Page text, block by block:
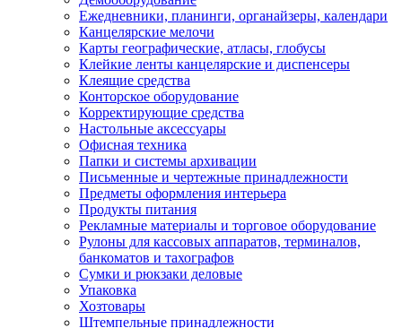
Ежедневники, планинги, органайзеры, календари
Канцелярские мелочи
Карты географические, атласы, глобусы
Клейкие ленты канцелярские и диспенсеры
Клеящие средства
Конторское оборудование
Корректирующие средства
Настольные аксессуары
Офисная техника
Папки и системы архивации
Письменные и чертежные принадлежности
Предметы оформления интерьера
Продукты питания
Рекламные материалы и торговое оборудование
Рулоны для кассовых аппаратов, терминалов,
банкоматов и тахографов
Сумки и рюкзаки деловые
Упаковка
Хозтовары
Штемпельные принадлежности